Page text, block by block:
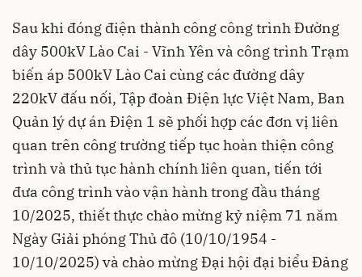
Sau khi đóng điện thành công công trình Đường
dây 500kV Lào Cai - Vĩnh Yên và công trình Trạm
biến áp 500kV Lào Cai cùng các đường dây
220kV đấu nối, Tập đoàn Điện lực Việt Nam, Ban
Quản lý dự án Điện 1 sẽ phối hợp các đơn vị liên
quan trên công trường tiếp tục hoàn thiện công
trình và thủ tục hành chính liên quan, tiến tới
đưa công trình vào vận hành trong đầu tháng
10/2025, thiết thực chào mừng kỷ niệm 71 năm
Ngày Giải phóng Thủ đô (10/10/1954 -
10/10/2025) và chào mừng Đại hội đại biểu Đảng